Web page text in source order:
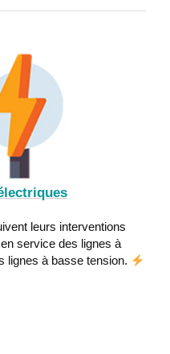
leurs interventions
service des lignes à
lignes à basse tension.